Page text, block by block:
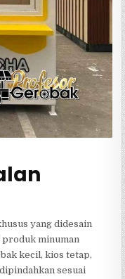
yang didesain
minuman
kecil, kios tetap,
sesuai